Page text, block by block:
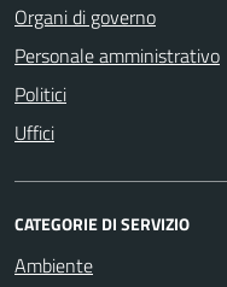
Organi di governo
Personale amministrativo
Politici
Uffici
CATEGORIE DI SERVIZIO
Ambiente